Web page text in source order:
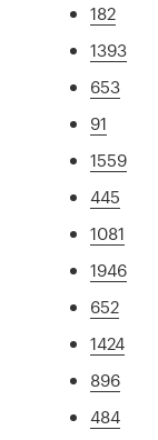
182
1393
653
91
1559
445
1081
1946
652
1424
896
484